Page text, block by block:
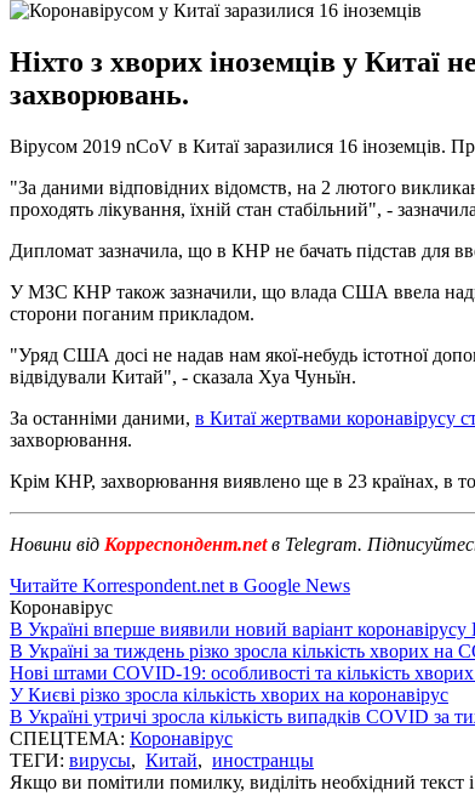
Ніхто з хворих іноземців у Китаї
захворювань.
Вірусом 2019 nCoV в Китаї заразилися 16
"За даними відповідних відомств, на 2 лютого
проходять лікування, їхній стан стабільний", -
Дипломат зазначила, що в КНР не бачать підстав для
У МЗС КНР також зазначили, що влада США ввела
сторони поганим прикладом.
"Уряд США досі не надав нам якої-небудь істотної
відвідували Китай", - сказала Хуа Чуньїн.
За останніми даними, в Китаї жертвами коронавірусу
захворювання.
Крім КНР, захворювання виявлено ще в 23 країнах, в
Новини від Корреспондент.netв Telegram.
Читайте Korrespondent.net в Google News
Коронавірус
В Україні вперше виявили новий варіант коронавірусу
В Україні за тиждень різко зросла кількість хворих на
Нові штами COVID-19: особливості та кількість хворих
У Києві різко зросла кількість хворих на коронавірус
В Україні утричі зросла кількість випадків COVID за
СПЕЦТЕМА: Коронавірус
ТЕГИ: вирусы, Китай, иностранцы
Якщо ви помітили помилку, виділіть необхідний